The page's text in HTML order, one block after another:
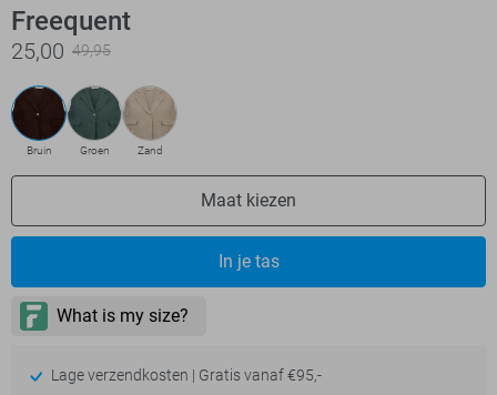
Freequent
25,00 49,95
Bruin Groen Zand
Maat kiezen
In je tas
Lage verzendkosten | Gratis vanaf €95,-